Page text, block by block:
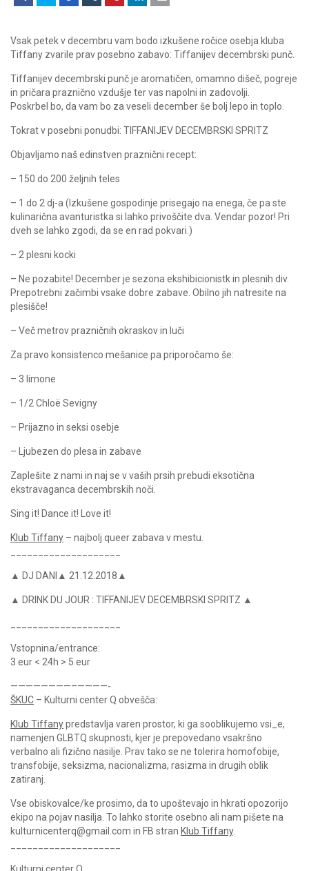
Vsak petek v decembru vam bodo izkušene ročice osebja kluba
Tiffany zvarile prav posebno zabavo: Tiffanijev decembrski punč.
Tiffanijev decembrski punč je aromatičen, omamno dišeč, pogreje
in pričara praznično vzdušje ter vas napolni in zadovolji.
Poskrbel bo, da vam bo za veseli december še bolj lepo in toplo.
Tokrat v posebni ponudbi: TIFFANIJEV DECEMBRSKI SPRITZ
Objavljamo naš edinstven praznični recept:
– 150 do 200 željnih teles
– 1 do 2 dj-a (Izkušene gospodinje prisegajo na enega, če pa ste
kulinarična avanturistka si lahko privoščite dva. Vendar pozor! Pri
dveh se lahko zgodi, da se en rad pokvari.)
– 2 plesni kocki
– Ne pozabite! December je sezona ekshibicionistk in plesnih div.
Prepotrebni začimbi vsake dobre zabave. Obilno jih natresite na
plesišče!
– Več metrov prazničnih okraskov in luči
Za pravo konsistenco mešanice pa priporočamo še:
– 3 limone
– 1/2 Chloë Sevigny
– Prijazno in seksi osebje
– Ljubezen do plesa in zabave
Zaplešite z nami in naj se v vaših prsih prebudi eksotična
ekstravaganca decembrskih noči.
Sing it! Dance it! Love it!
Klub Tiffany – najbolj queer zabava v mestu.
▲ DJ DANI▲ 21.12.2018▲
▲ DRINK DU JOUR : TIFFANIJEV DECEMBRSKI SPRITZ ▲
Vstopnina/entrance:
3 eur < 24h > 5 eur
————————–————-
ŠKUC – Kulturni center Q obvešča:
Klub Tiffanypredstavlja varen prostor, ki ga sooblikujemo vsi_e,
namenjen GLBTQ skupnosti, kjer je prepovedano vsakršno
verbalno ali fizično nasilje. Prav tako se ne tolerira homofobije,
transfobije, seksizma, nacionalizma, rasizma in drugih oblik
zatiranj.
Vse obiskovalce/ke prosimo, da to upoštevajo in hkrati opozorijo
ekipo na pojav nasilja. To lahko storite osebno ali nam pišete na
kulturnicenterq@gmail.com in FB stran Klub Tiffany.
Kulturni center Q